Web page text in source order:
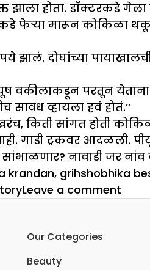
होता. डॉक्टरकडे गेला
फेऱ्या मारून कोकिळा
झालं. दोघांच्या
वकीलाकडून परतून
व्हायला हवं होतं.’’
किती सांगत होती
गाडी ट्रकवर आदळली.
नावाडी जर
krandan, grihshobhika
Leave a comment
Our Categories
Beauty